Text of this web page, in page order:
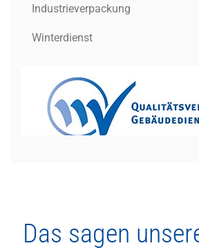
Industrieverpackung
Winterdienst
Das sagen